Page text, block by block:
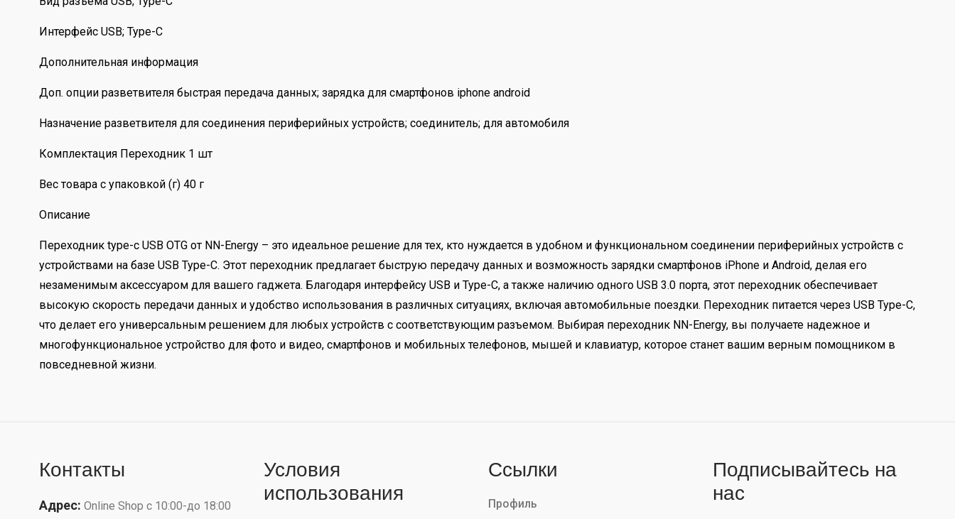
Интерфейс USB; Type-C
Дополнительная информация
Доп. опции разветвителя быстрая передача данных; зарядка для смартфонов iphone android
Назначение разветвителя для соединения периферийных устройств; соединитель; для автомобиля
Комплектация Переходник 1 шт
Вес товара с упаковкой (г) 40 г
Описание
Переходник type-c USB OTG от NN-Energy – это идеальное решение для тех, кто нуждается в удобном и функциональном соединении периферийных устройств с
устройствами на базе USB Type-C. Этот переходник предлагает быструю передачу данных и возможность зарядки смартфонов iPhone и Android, делая его
незаменимым аксессуаром для вашего гаджета. Благодаря интерфейсу USB и Type-C, а также наличию одного USB 3.0 порта, этот переходник обеспечивает
высокую скорость передачи данных и удобство использования в различных ситуациях, включая автомобильные поездки. Переходник питается через USB Type-C,
что делает его универсальным решением для любых устройств с соответствующим разъемом. Выбирая переходник NN-Energy, вы получаете надежное и
многофункциональное устройство для фото и видео, смартфонов и мобильных телефонов, мышей и клавиатур, которое станет вашим верным помощником в
повседневной жизни.
Контакты
Адрес: Online Shop с 10:00-до 18:00
Условия
использования
Ссылки
Профиль
Подписывайтесь на
нас